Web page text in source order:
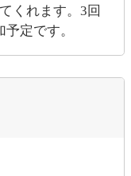
くれます。3回
定です。